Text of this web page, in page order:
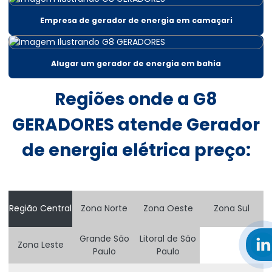
Aluguel gerador 220v em salvador
Aluguel gerador 300 kva
Aluguel gerador 300 kva em salvador
Aluguel de gerador 400 kva
Aluguel de gerador 500 kva
Aluguel de gerador diária
Empresa de gerador de energia em camaçari
Alugar um gerador de energia em bahia
Regiões onde a G8
GERADORES atende Gerador
de energia elétrica preço:
Região Central Zona Norte Zona Oeste Zona Sul
Zona Leste
Grande São
Paulo
Litoral de São
Paulo